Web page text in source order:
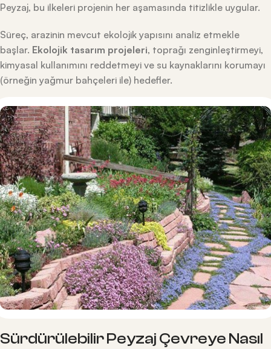
Peyzaj, bu ilkeleri projenin her aşamasında titizlikle uygular.
Süreç, arazinin mevcut ekolojik yapısını analiz etmekle
başlar. Ekolojik tasarım projeleri, toprağı zenginleştirmeyi,
kimyasal kullanımını reddetmeyi ve su kaynaklarını korumayı
(örneğin yağmur bahçeleri ile) hedefler.
Sürdürülebilir Peyzaj Çevreye Nasıl